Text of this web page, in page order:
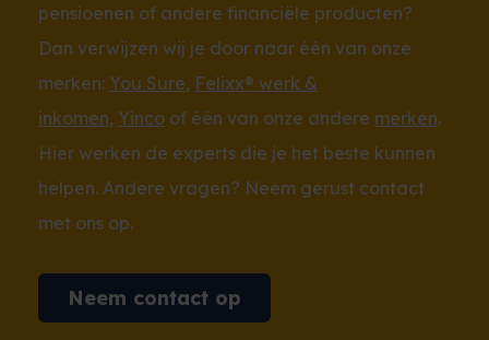
pensioenen of andere financiële producten?
Dan verwijzen wij je door naar één van onze
merken: You Sure, Felixx® werk &
inkomen, Yinco of één van onze andere merken.
Hier werken de experts die je het beste kunnen
helpen. Andere vragen? Neem gerust contact
met ons op.
Neem contact op